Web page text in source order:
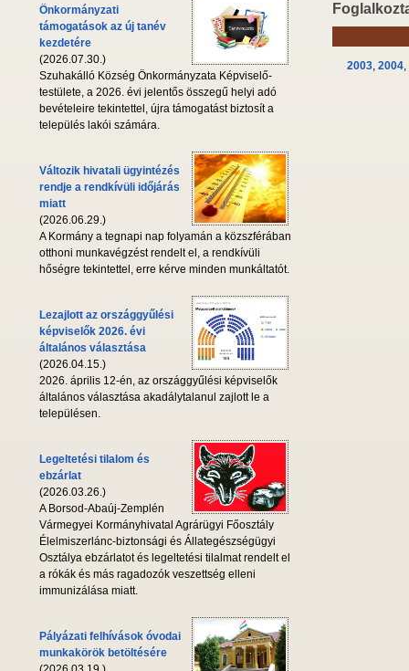
Önkormányzati
támogatások az új tanév
kezdetére
(2026.07.30.)
Szuhakálló Község Önkormányzata Képviselő-
testülete, a 2026. évi jelentős összegű helyi adó
bevételeire tekintettel, újra támogatást biztosít a
település lakói számára.
Változik hivatali ügyintézés
rendje a rendkívüli időjárás
miatt
(2026.06.29.)
A Kormány a tegnapi nap folyamán a közszférában
otthoni munkavégzést rendelt el, a rendkívüli
hőségre tekintettel, erre kérve minden munkáltatót.
Lezajlott az országgyűlési
képviselők 2026. évi
általános választása
(2026.04.15.)
2026. április 12-én, az országgyűlési képviselők
általános választása akadálytalanul zajlott le a
településen.
Legeltetési tilalom és
ebzárlat
(2026.03.26.)
A Borsod-Abaúj-Zemplén
Vármegyei Kormányhivatal Agrárügyi Főosztály
Élelmiszerlánc-biztonsági és Állategészségügyi
Osztálya ebzárlatot és legeltetési tilalmat rendelt el
a rókák és más ragadozók veszettség elleni
immunizálása miatt.
Pályázati felhívások óvodai
munkakörök betöltésére
2003, 2004,